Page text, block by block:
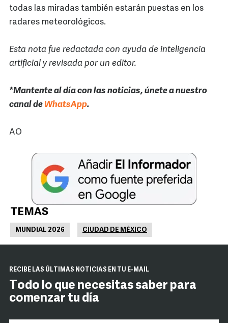
todas las miradas también estarán puestas en los
radares meteorológicos.
Esta nota fue redactada con ayuda de inteligencia
artificial y revisada por un editor.
*Mantente al día con las noticias, únete a nuestro
canal de WhatsApp.
AO
TEMAS
MUNDIAL 2026 CIUDAD DE MÉXICO
RECIBE LAS ÚLTIMAS NOTICIAS EN TU E-MAIL
Todo lo que necesitas saber para
comenzar tu día